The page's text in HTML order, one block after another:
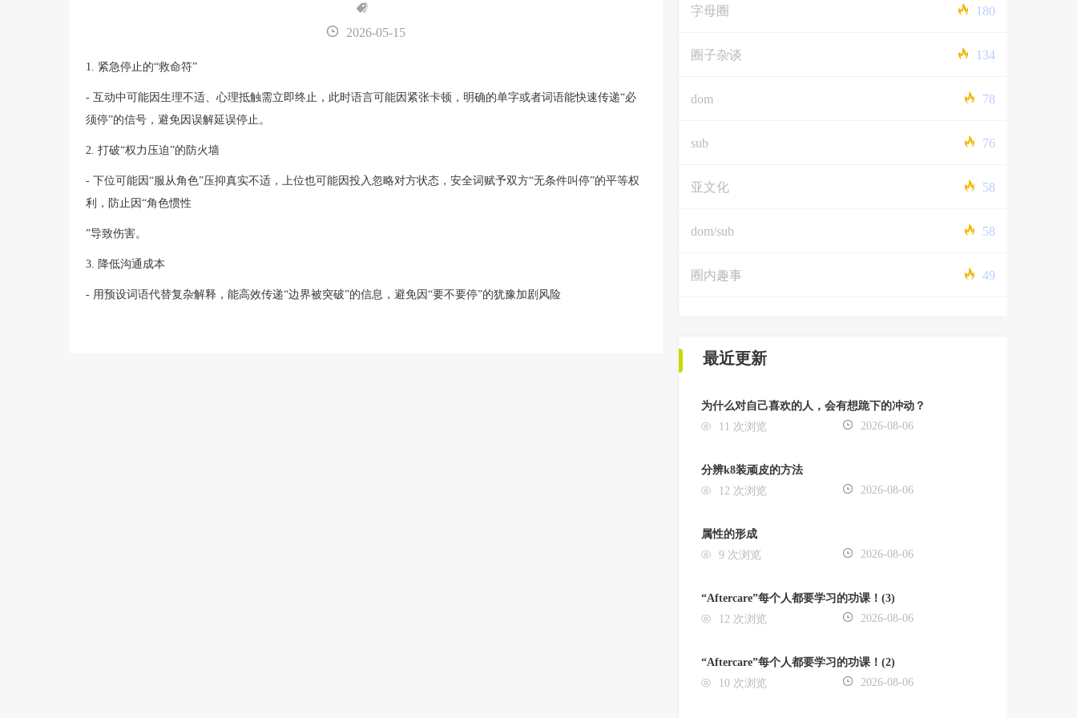
2026-05-15
1. 紧急停止的“救命符”
- 互动中可能因生理不适、心理抵触需立即终止，此时语言可能因紧张卡顿，明确的单字或者词语能快速传递“必
须停”的信号，避免因误解延误停止。
2. 打破“权力压迫”的防火墙
- 下位可能因“服从角色”压抑真实不适，上位也可能因投入忽略对方状态，安全词赋予双方“无条件叫停”的平等权
利，防止因“角色惯性
”导致伤害。
3. 降低沟通成本
- 用预设词语代替复杂解释，能高效传递“边界被突破”的信息，避免因“要不要停”的犹豫加剧风险
字母圈 180
圈子杂谈 134
dom 78
sub 76
亚文化 58
dom/sub 58
圈内趣事 49
最近更新
为什么对自己喜欢的人，会有想跪下的冲动？
11 次浏览
2026-08-06
分辨k8装顽皮的方法
12 次浏览
2026-08-06
属性的形成
9 次浏览
2026-08-06
“Aftercare”每个人都要学习的功课！(3)
12 次浏览
2026-08-06
“Aftercare”每个人都要学习的功课！(2)
10 次浏览
2026-08-06